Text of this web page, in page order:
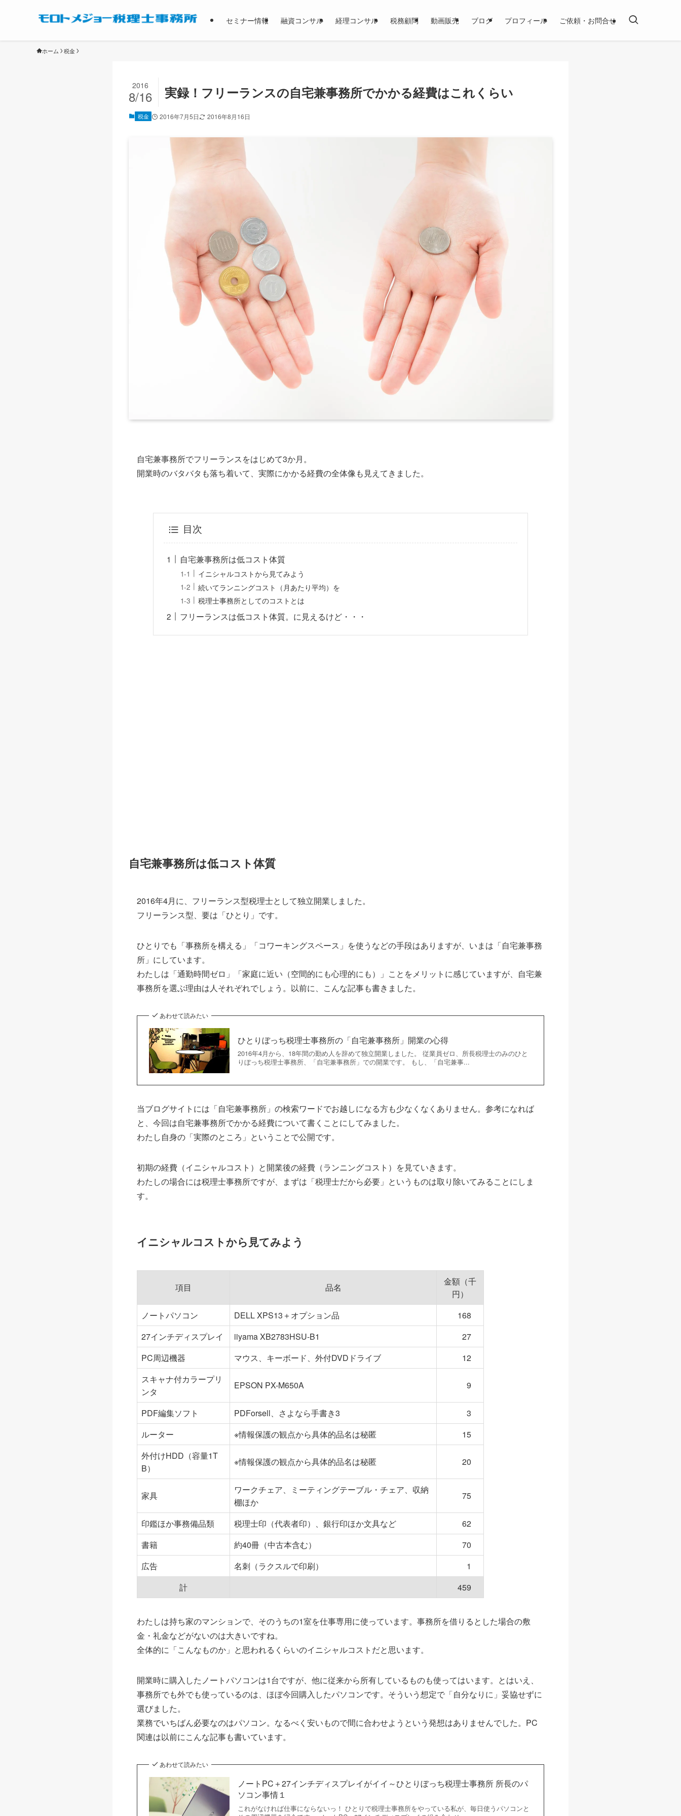
セミナー情報 融資コンサル 経理コンサル 税務顧問 動画販売 ブログ プロフィール ご依頼・お問合せ
ホーム 税金
実録！フリーランスの自宅兼事務所でかかる経費はこれくらい
2016
8/16
税金 2016年7月5日 2016年8月16日
自宅兼事務所でフリーランスをはじめて3か月。
開業時のバタバタも落ち着いて、実際にかかる経費の全体像も見えてきました。
目次
自宅兼事務所は低コスト体質
イニシャルコストから見てみよう
続いてランニングコスト（月あたり平均）を
税理士事務所としてのコストとは
フリーランスは低コスト体質。に見えるけど・・・
自宅兼事務所は低コスト体質
2016年4月に、フリーランス型税理士として独立開業しました。
フリーランス型、要は「ひとり」です。
ひとりでも「事務所を構える」「コワーキングスペース」を使うなどの手段はありますが、いまは「自宅兼事務
所」にしています。
わたしは「通勤時間ゼロ」「家庭に近い（空間的にも心理的にも）」ことをメリットに感じていますが、自宅兼
事務所を選ぶ理由は人それぞれでしょう。以前に、こんな記事も書きました。
あわせて読みたい
ひとりぼっち税理士事務所の「自宅兼事務所」開業の心得
2016年4月から、18年間の勤め人を辞めて独立開業しました。 従業員ゼロ、所長税理士のみのひと
りぼっち税理士事務所、「自宅兼事務所」での開業です。 もし、「自宅兼事...
当ブログサイトには「自宅兼事務所」の検索ワードでお越しになる方も少なくなくありません。参考になれば
と、今回は自宅兼事務所でかかる経費について書くことにしてみました。
わたし自身の「実際のところ」ということで公開です。
初期の経費（イニシャルコスト）と開業後の経費（ランニングコスト）を見ていきます。
わたしの場合には税理士事務所ですが、まずは「税理士だから必要」というものは取り除いてみることにしま
す。
イニシャルコストから見てみよう
項目 品名
金額（千
円）
ノートパソコン
DELL XPS13＋オプション品
168
27インチディスプレイ
iiyama XB2783HSU-B1
27
PC周辺機器
マウス、キーボード、外付DVDドライブ
12
スキャナ付カラープリ
ンタ
EPSON PX-M650A 9
PDF編集ソフト PDForsell、さよなら手書き3
3
ルーター
※情報保護の観点から具体的品名は秘匿
15
外付けHDD（容量1T
B）
※情報保護の観点から具体的品名は秘匿 20
家具
ワークチェア、ミーティングテーブル・チェア、収納
棚ほか
75
印鑑ほか事務備品類 税理士印（代表者印）、銀行印ほか文具など
62
書籍
約40冊（中古本含む）
70
広告
名刺（ラクスルで印刷）
1
計
459
わたしは持ち家のマンションで、そのうちの1室を仕事専用に使っています。事務所を借りるとした場合の敷
金・礼金などがないのは大きいですね。
全体的に「こんなものか」と思われるくらいのイニシャルコストだと思います。
開業時に購入したノートパソコンは1台ですが、他に従来から所有しているものも使ってはいます。とはいえ、
事務所でも外でも使っているのは、ほぼ今回購入したパソコンです。そういう想定で「自分なりに」妥協せずに
選びました。
業務でいちばん必要なのはパソコン。なるべく安いもので間に合わせようという発想はありませんでした。PC
関連は以前にこんな記事も書いています。
あわせて読みたい
ノートPC＋27インチディスプレイがイイ～ひとりぼっち税理士事務所 所長のパ
ソコン事情１
これがなければ仕事にならないっ！ ひとりで税理士事務所をやっている私が、毎日使うパソコンと